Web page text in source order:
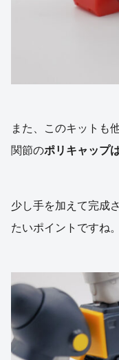
また、このキットも
関節のポリキャップ
少し手を加えて完成
たいポイントですね。